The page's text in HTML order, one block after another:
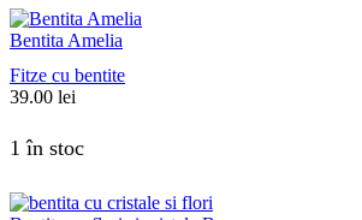
Bentita Amelia
Fitze cu bentite
39.00 lei
1 în stoc